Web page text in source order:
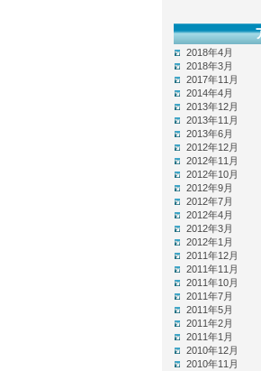
2018年4月
2018年3月
2017年11月
2014年4月
2013年12月
2013年11月
2013年6月
2012年12月
2012年11月
2012年10月
2012年9月
2012年7月
2012年4月
2012年3月
2012年1月
2011年12月
2011年11月
2011年10月
2011年7月
2011年5月
2011年2月
2011年1月
2010年12月
2010年11月